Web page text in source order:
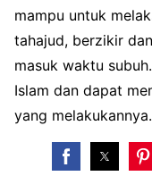
mampu untuk
tahajud, berzikir
masuk waktu
Islam dan dapat
yang melakukannya.